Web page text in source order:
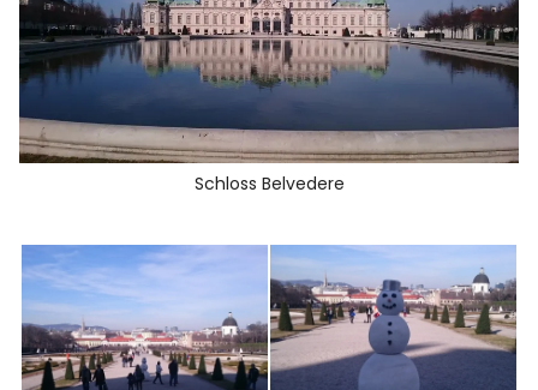
Schloss Belvedere